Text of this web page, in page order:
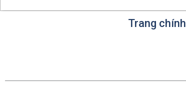
Trang chính